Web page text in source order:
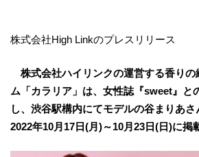
株式会社High Linkのプレスリリース
株式会社ハイリンクの運営する香りの
ム「カラリア」は、女性誌『sweet』と
し、渋谷駅構内にてモデルの谷まりあ
2022年10月17日(月)～10月23日(日)に掲